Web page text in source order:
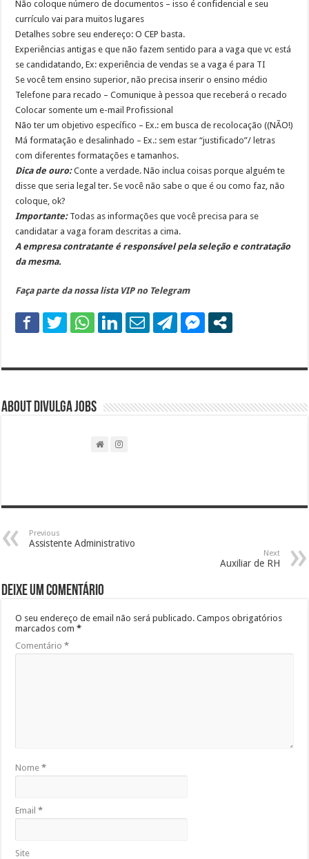
Não coloque número de documentos – isso é confidencial e seu
currículo vai para muitos lugares
Detalhes sobre seu endereço: O CEP basta.
Experiências antigas e que não fazem sentido para a vaga que vc está
se candidatando, Ex: experiência de vendas se a vaga é para TI
Se você tem ensino superior, não precisa inserir o ensino médio
Telefone para recado – Comunique à pessoa que receberá o recado
Colocar somente um e-mail Profissional
Não ter um objetivo específico – Ex.: em busca de recolocação ((NÃO!)
Má formatação e desalinhado – Ex.: sem estar “justificado”/ letras
com diferentes formatações e tamanhos.
Dica de ouro: Conte a verdade. Não inclua coisas porque alguém te
disse que seria legal ter. Se você não sabe o que é ou como faz, não
coloque, ok?
Importante:Todas as informações que você precisa para se
candidatar a vaga foram descritas a cima.
A empresa contratante é responsável pela seleção e contratação
da mesma.
Faça parte da nossa lista VIP no Telegram
About DIVULGA JOBS
Previous
Assistente Administrativo
Next
Auxiliar de RH
Deixe um comentário
O seu endereço de email não será publicado. Campos obrigatórios
marcados com*
Comentário*
Nome*
Email*
Site